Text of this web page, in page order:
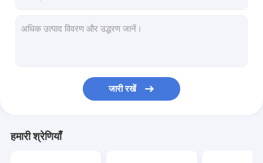
एएसी ब्लॉक प्लांट मशीनरी
जारी रखें
हमारी श्रेणियाँ